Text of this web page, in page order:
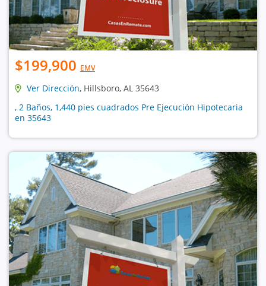
$199,900 EMV
Ver Dirección, Hillsboro, AL 35643
, 2 Baños, 1,440 pies cuadrados Pre Ejecución Hipotecaria
en 35643